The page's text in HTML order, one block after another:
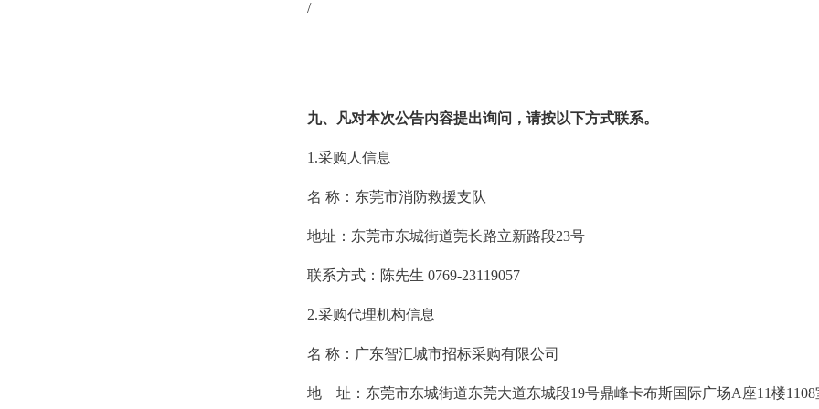
/
九、凡对本次公告内容提出询问，请按以下方式联系。
1.采购人信息
名 称：东莞市消防救援支队
地址：东莞市东城街道莞长路立新路段23号
联系方式：陈先生 0769-23119057
2.采购代理机构信息
名 称：广东智汇城市招标采购有限公司
地 址：东莞市东城街道东莞大道东城段19号鼎峰卡布斯国际广场A座11楼1108